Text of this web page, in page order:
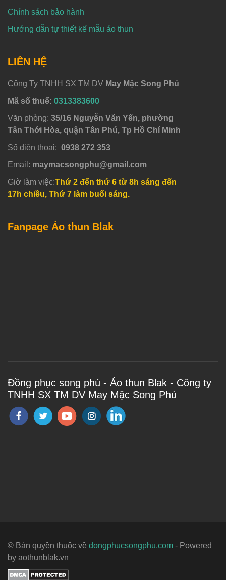
Chính sách bảo hành
Hướng dẫn tự thiết kế mẫu áo thun
LIÊN HỆ
Công Ty TNHH SX TM DV May Mặc Song Phú
Mã số thuế: 0313383600
Văn phòng: 35/16 Nguyễn Văn Yến, phường
Tân Thới Hòa, quận Tân Phú, Tp Hồ Chí Minh
Số điện thoại: 0938 272 353
Email: maymacsongphu@gmail.com
Giờ làm việc:Thứ 2 đến thứ 6 từ 8h sáng đến
17h chiều, Thứ 7 làm buổi sáng.
Fanpage Áo thun Blak
Đồng phục song phú - Áo thun Blak - Công ty
TNHH SX TM DV May Mặc Song Phú
© Bản quyền thuộc về dongphucsongphu.com - Powered
by aothunblak.vn